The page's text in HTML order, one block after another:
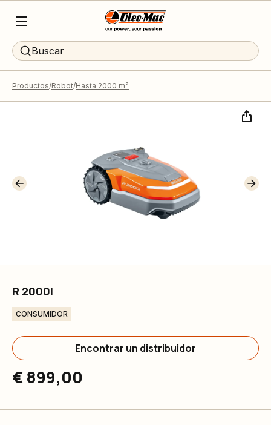
Buscar
Productos Robot Hasta 2000 m²
R 2000i
CONSUMIDOR
Encontrar un distribuidor
€ 899,00